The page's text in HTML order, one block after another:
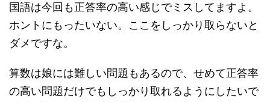
国語は今回も正答率の高い感じでミスしてますよ。
ホントにもったいない。ここをしっかり取らないと
ダメですな。
算数は娘には難しい問題もあるので、せめて正答率
の高い問題だけでもしっかり取れるようにしたいで